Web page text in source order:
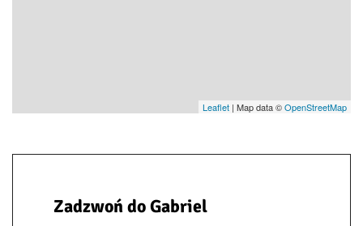
Leaflet | Map data ©OpenStreetMap
Zadzwoń do Gabriel